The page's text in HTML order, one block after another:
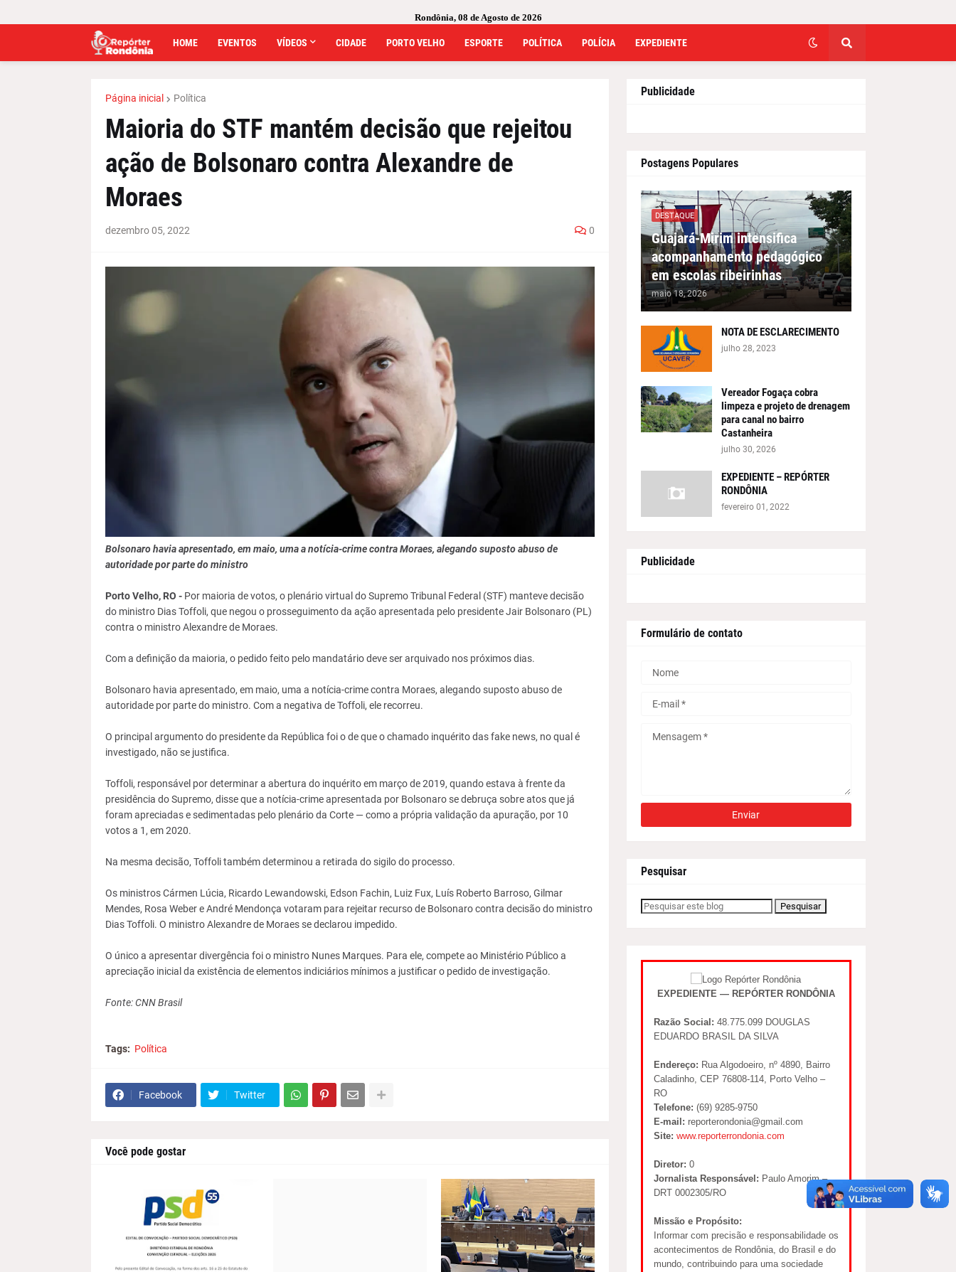
Rondônia, 08 de Agosto de 2026
HOME EVENTOS VÍDEOS CIDADE PORTO VELHO ESPORTE POLÍTICA POLÍCIA EXPEDIENTE
Página inicial Política
Maioria do STF mantém decisão que rejeitou
ação de Bolsonaro contra Alexandre de
Moraes
dezembro 05, 2022 0
Bolsonaro havia apresentado, em maio, uma a notícia-crime contra Moraes, alegando suposto abuso de
autoridade por parte do ministro
Porto Velho, RO - Por maioria de votos, o plenário virtual do Supremo Tribunal Federal (STF) manteve decisão
do ministro Dias Toffoli, que negou o prosseguimento da ação apresentada pelo presidente Jair Bolsonaro (PL)
contra o ministro Alexandre de Moraes.
Com a definição da maioria, o pedido feito pelo mandatário deve ser arquivado nos próximos dias.
Bolsonaro havia apresentado, em maio, uma a notícia-crime contra Moraes, alegando suposto abuso de
autoridade por parte do ministro. Com a negativa de Toffoli, ele recorreu.
O principal argumento do presidente da República foi o de que o chamado inquérito das fake news, no qual é
investigado, não se justifica.
Toffoli, responsável por determinar a abertura do inquérito em março de 2019, quando estava à frente da
presidência do Supremo, disse que a notícia-crime apresentada por Bolsonaro se debruça sobre atos que já
foram apreciadas e sedimentadas pelo plenário da Corte — como a própria validação da apuração, por 10
votos a 1, em 2020.
Na mesma decisão, Toffoli também determinou a retirada do sigilo do processo.
Os ministros Cármen Lúcia, Ricardo Lewandowski, Edson Fachin, Luiz Fux, Luís Roberto Barroso, Gilmar
Mendes, Rosa Weber e André Mendonça votaram para rejeitar recurso de Bolsonaro contra decisão do ministro
Dias Toffoli. O ministro Alexandre de Moraes se declarou impedido.
O único a apresentar divergência foi o ministro Nunes Marques. Para ele, compete ao Ministério Público a
apreciação inicial da existência de elementos indiciários mínimos a justificar o pedido de investigação.
Fonte: CNN Brasil
Tags: Política
Facebook Twitter
Você pode gostar
Publicidade
Postagens Populares
DESTAQUE
Guajará-Mirim intensifica
acompanhamento pedagógico
em escolas ribeirinhas
maio 18, 2026
NOTA DE ESCLARECIMENTO
julho 28, 2023
Vereador Fogaça cobra
limpeza e projeto de drenagem
para canal no bairro
Castanheira
julho 30, 2026
EXPEDIENTE – REPÓRTER
RONDÔNIA
fevereiro 01, 2022
Publicidade
Formulário de contato
Pesquisar
EXPEDIENTE — REPÓRTER RONDÔNIA
Razão Social: 48.775.099 DOUGLAS
EDUARDO BRASIL DA SILVA
Endereço: Rua Algodoeiro, nº 4890, Bairro
Caladinho, CEP 76808-114, Porto Velho –
RO
Telefone: (69) 9285-9750
E-mail: reporterondonia@gmail.com
Site: www.reporterrondonia.com
Diretor: 0
Jornalista Responsável: Paulo Amorim –
DRT 0002305/RO
Missão e Propósito:
Informar com precisão e responsabilidade os
acontecimentos de Rondônia, do Brasil e do
mundo, contribuindo para uma sociedade